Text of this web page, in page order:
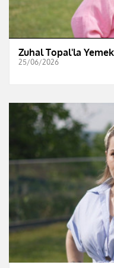
Zuhal Topal'la
25/06/2026